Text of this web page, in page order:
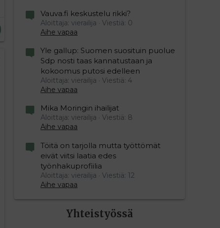
Vauva.fi keskustelu rikki?
Aloittaja: vierailija
Viestiä: 0
Aihe vapaa
Yle gallup: Suomen suosituin puolue
Sdp nosti taas kannatustaan ja
kokoomus putosi edelleen
Aloittaja: vierailija
Viestiä: 4
Aihe vapaa
Mika Moringin ihailijat
Aloittaja: vierailija
Viestiä: 8
Aihe vapaa
Töitä on tarjolla mutta työttömät
eivät viitsi laatia edes
työnhakuprofiilia
Aloittaja: vierailija
Viestiä: 12
Aihe vapaa
Yhteistyössä